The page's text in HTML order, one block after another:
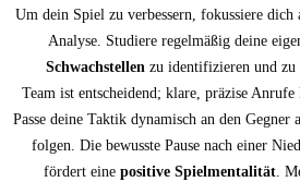
Um dein Spiel
Analyse.
Team ist
Passe deine
folgen. Die
fördert